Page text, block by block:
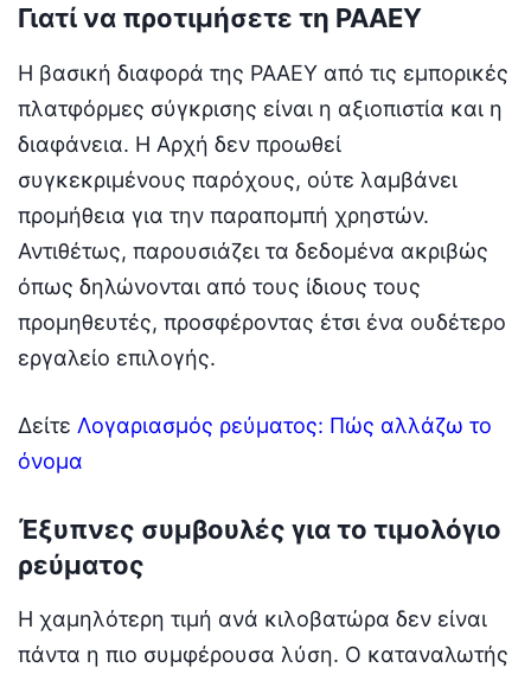
Γιατί να προτιμήσετε τη ΡΑΑΕΥ
Η βασική διαφορά της ΡΑΑΕΥ από τις εμπορικές
πλατφόρμες σύγκρισης είναι η αξιοπιστία και η
διαφάνεια. Η Αρχή δεν προωθεί
συγκεκριμένους παρόχους, ούτε λαμβάνει
προμήθεια για την παραπομπή χρηστών.
Αντιθέτως, παρουσιάζει τα δεδομένα ακριβώς
όπως δηλώνονται από τους ίδιους τους
προμηθευτές, προσφέροντας έτσι ένα ουδέτερο
εργαλείο επιλογής.
Δείτε Λογαριασμός ρεύματος: Πώς αλλάζω το
όνομα
Έξυπνες συμβουλές για το τιμολόγιο
ρεύματος
Η χαμηλότερη τιμή ανά κιλοβατώρα δεν είναι
πάντα η πιο συμφέρουσα λύση. Ο καταναλωτής